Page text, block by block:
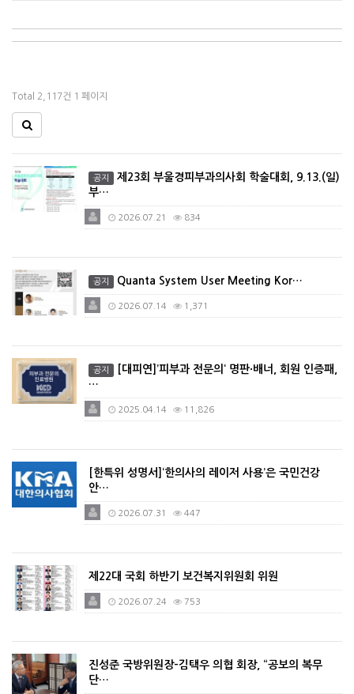
Total 2,117건 1 페이지
공지
제23회 부울경피부과의사회 학술대회, 9.13.(일)
부…
2026.07.21 834
공지 Quanta System User Meeting Kor…
2026.07.14 1,371
공지
[대피연]’피부과 전문의‘ 명판·배너, 회원 인증패,
…
2025.04.14 11,826
[한특위 성명서]‘한의사의 레이저 사용’은 국민건강
안…
2026.07.31 447
제22대 국회 하반기 보건복지위원회 위원
2026.07.24 753
진성준 국방위원장-김택우 의협 회장, “공보의 복무
단…